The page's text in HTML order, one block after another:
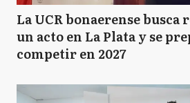
La UCR bonaerense busca
un acto en La Plata y se
competir en 2027